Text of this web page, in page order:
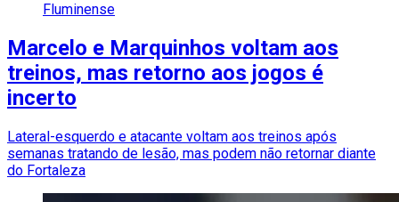
Fluminense
Marcelo e Marquinhos voltam aos
treinos, mas retorno aos jogos é
incerto
Lateral-esquerdo e atacante voltam aos treinos após
semanas tratando de lesão, mas podem não retornar diante
do Fortaleza